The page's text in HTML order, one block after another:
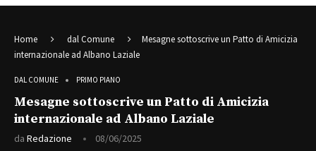
Home dal Comune
Mesagne sottoscrive un Patto di Amicizia
internazionale ad Albano Laziale
DAL COMUNE PRIMO PIANO
Mesagne sottoscrive un Patto di Amicizia
internazionale ad Albano Laziale
da Redazione 08/06/2025